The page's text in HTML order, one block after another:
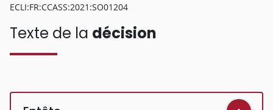
ECLI:FR:CCASS:2021:SO01204
Texte de la décision